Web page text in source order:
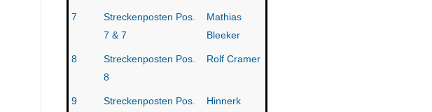
7
Streckenposten Pos.
7 & 7
Mathias
Bleeker
8
Streckenposten Pos.
8
Rolf Cramer
9
Streckenposten Pos.
Hinnerk